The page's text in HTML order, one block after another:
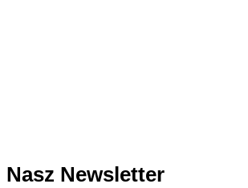
Nasz Newsletter